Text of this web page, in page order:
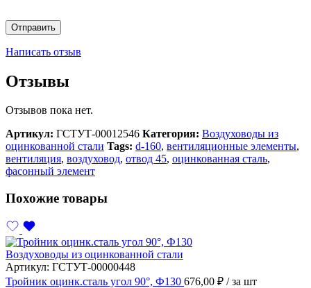
Написать отзыв
Отзывы
Отзывов пока нет.
Артикул: ГСТУТ-00012546 Категория: Воздуховоды из
оцинкованной стали Tags: d-160, вентиляционные элементы,
вентиляция, воздуховод, отвод 45, оцинкованная сталь,
фасонный элемент
Похожие товары
Воздуховоды из оцинкованной стали
Артикул: ГСТУТ-00000448
Тройник оцинк.сталь угол 90°, Ф130 676,00 ₽ / за шт